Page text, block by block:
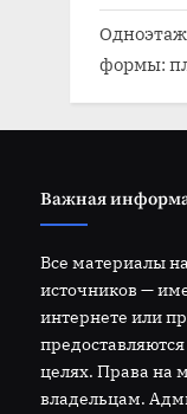
формы:
Важная
Все материалы
источников —
интернете или
целях. Права на
владельцам.